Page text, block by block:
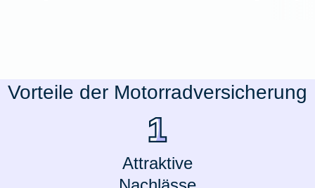
Vorteile der Motorradversicherung
Attraktive